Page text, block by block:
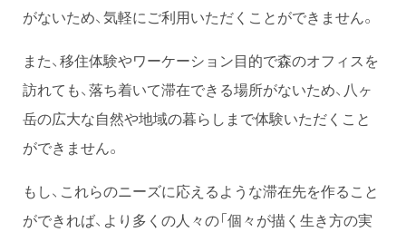
がないため、気軽にご利用いただくことができません。
また、移住体験やワーケーション目的で森のオフィスを
訪れても、落ち着いて滞在できる場所がないため、八ヶ
岳の広大な自然や地域の暮らしまで体験いただくこと
ができません。
もし、これらのニーズに応えるような滞在先を作ること
ができれば、より多くの人々の「個々が描く生き方の実